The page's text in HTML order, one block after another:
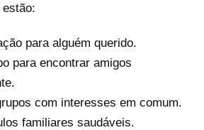
para alguém querido.
para encontrar amigos
com interesses em comum.
familiares saudáveis.